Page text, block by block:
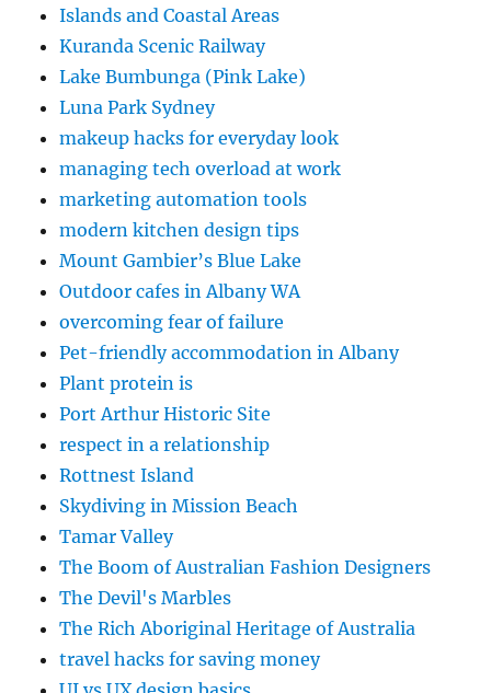
Islands and Coastal Areas
Kuranda Scenic Railway
Lake Bumbunga (Pink Lake)
Luna Park Sydney
makeup hacks for everyday look
managing tech overload at work
marketing automation tools
modern kitchen design tips
Mount Gambier’s Blue Lake
Outdoor cafes in Albany WA
overcoming fear of failure
Pet-friendly accommodation in Albany
Plant protein is
Port Arthur Historic Site
respect in a relationship
Rottnest Island
Skydiving in Mission Beach
Tamar Valley
The Boom of Australian Fashion Designers
The Devil's Marbles
The Rich Aboriginal Heritage of Australia
travel hacks for saving money